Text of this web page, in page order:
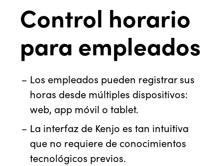
Control horario
para empleados
Los empleados pueden registrar sus
horas desde múltiples dispositivos:
web, app móvil o tablet.
La interfaz de Kenjo es tan intuitiva
que no requiere de conocimientos
tecnológicos previos.